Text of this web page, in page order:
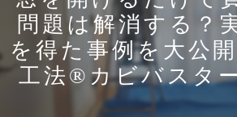
問題は解消する？
を得た事例を大公
工法®カビバスタ